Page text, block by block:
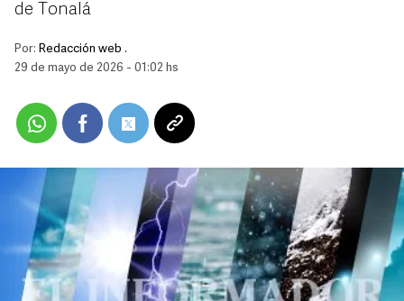
de Tonalá
Por: Redacción web .
29 de mayo de 2026 - 01:02 hs